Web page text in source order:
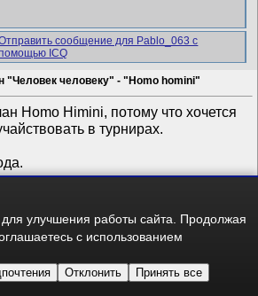
"Человек человеку" - "Homo homini"
Homo Himini, потому что хочется
в турнирах.
в оффлайн турнирах (т. к. инет
это временно.
улучшения работы сайта. Продолжая
с использованием
Отклонить Принять все